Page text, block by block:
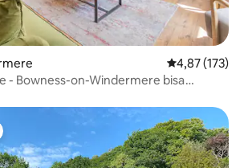
Nilai rata-rata
4,87 (173)
- Bowness-on-Windermere bisa